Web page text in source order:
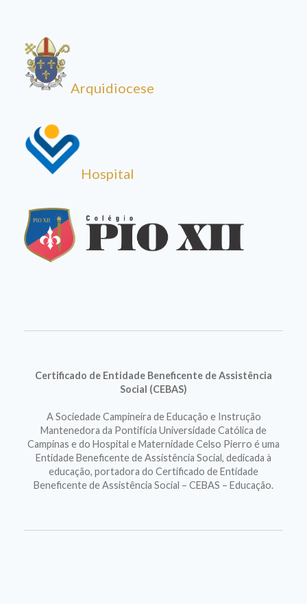
Arquidiocese
Hospital
Certificado de Entidade Beneficente de Assistência
Social (CEBAS)
A Sociedade Campineira de Educação e Instrução
Mantenedora da Pontifícia Universidade Católica de
Campinas e do Hospital e Maternidade Celso Pierro é uma
Entidade Beneficente de Assistência Social, dedicada à
educação, portadora do Certificado de Entidade
Beneficente de Assistência Social – CEBAS – Educação.